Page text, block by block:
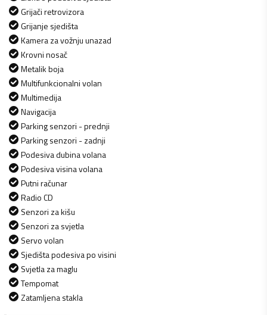
Grijači retrovizora
Grijanje sjedišta
Kamera za vožnju unazad
Krovni nosač
Metalik boja
Multifunkcionalni volan
Multimedija
Navigacija
Parking senzori - prednji
Parking senzori - zadnji
Podesiva dubina volana
Podesiva visina volana
Putni računar
Radio CD
Senzori za kišu
Senzori za svjetla
Servo volan
Sjedišta podesiva po visini
Svjetla za maglu
Tempomat
Zatamljena stakla